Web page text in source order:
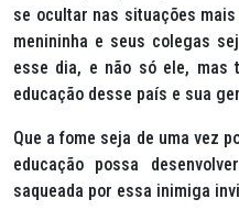
se ocultar nas situações
menininha e seus colegas
esse dia, e não só ele, mas
educação desse país e sua
Que a fome seja de uma vez
educação possa
saqueada por essa inimiga